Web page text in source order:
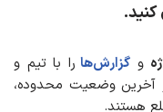
و گزارش‌ها را با تیم و
آخرین وضعیت محدوده،
هستند.